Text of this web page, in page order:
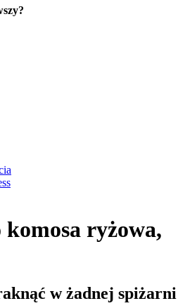
komosa ryżowa,
w żadnej spiżarni